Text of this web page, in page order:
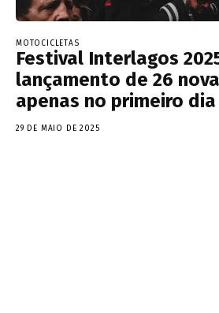
MOTOCICLETAS
Festival Interlagos
lançamento de 26
apenas no primeiro dia
29 DE MAIO DE 2025